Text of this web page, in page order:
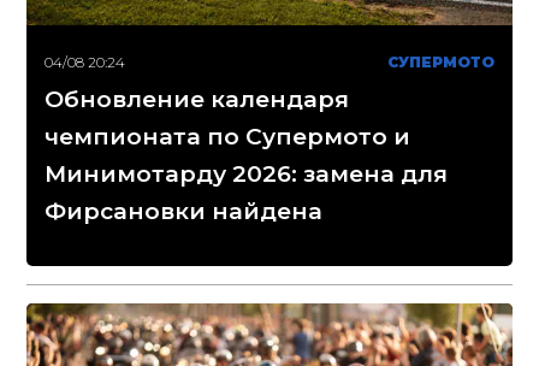
04/08 20:24 СУПЕРМОТО
Обновление календаря
чемпионата по Супермото и
Минимотарду 2026: замена для
Фирсановки найдена